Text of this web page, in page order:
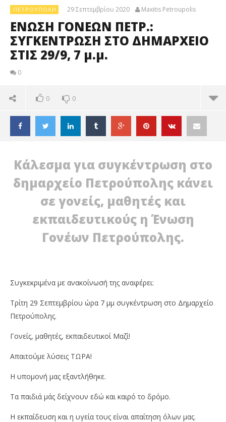
ΠΕΤΡΟΎΠΟΛΗ 29 Σεπτεμβρίου 2020 Maxitis Petroupolis
ΕΝΩΣΗ ΓΟΝΕΩΝ ΠΕΤΡ.:
ΣΥΓΚΕΝΤΡΩΣΗ ΣΤΟ ΔΗΜΑΡΧΕΙΟ
ΣΤΙΣ 29/9, 7 μ.μ.
0
0 0
ΔΙΑΒΑΖΕΤΕ ΤΩΡΑ
ΕΝΩΣΗ ΓΟΝΕΩΝ ΠΕΤΡ.: ΣΥΓΚΕΝΤΡΩΣΗ ΣΤΟ
ΔΗΜΑΡΧΕΙΟ ΣΤΙΣ 29/9, 7 μ.μ.
29
Σεπτεμβρίου
2020
Petroupolis
Κάλεσμα για συγκέντρωση στο
δημαρχείο Πετρούπολης κάνει
σε γονείς, μαθητές και
εκπαιδευτικούς η Ένωση
Γονέων Πετρούπολης.
Συγκεκριμένα με ανακοίνωσή της αναφέρει:
Τρίτη 29 Σεπτεμβρίου ώρα 7 μμ συγκέντρωση στο Δημαρχείο
Πετρούπολης.
Γονείς, μαθητές, εκπαιδευτικοί Μαζί!
Απαιτούμε λύσεις ΤΩΡΑ!
Η υπομονή μας εξαντλήθηκε.
Τα παιδιά μάς δείχνουν εδώ και καιρό το δρόμο.
Η εκπαίδευση και η υγεία τους είναι απαίτηση όλων μας.